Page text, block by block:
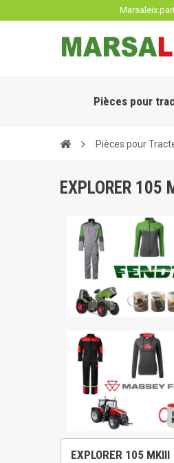
Pièces pour
Pièces pour
EXPLORER 105
EXPLORER 105 MKIII
Panneau de gestion des cookies